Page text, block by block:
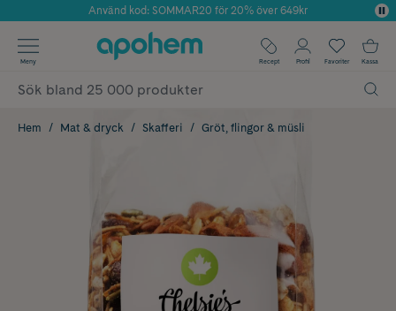
Årets Butik 2025 inom Skönhet
Använd kod: SOMMAR20 för 20% över 649kr
✓ Fri frakt
✓ Poäng på alla köp*
Meny Recept Profil Favoriter Kassa
Hem Mat & dryck Skafferi Gröt, flingor & müsli